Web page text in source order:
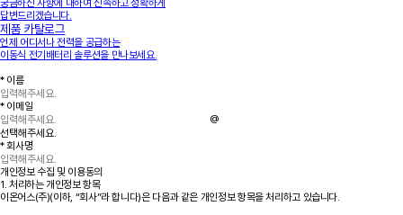
궁금하신 사항에 대하여 신속하고 정확하게
답변드리겠습니다.
제품 카탈로그
언제 어디서나 전력을 공급하는
이동식 전기배터리 솔루션을 만나보세요.
* 이름
* 이메일
@
* 회사명
개인정보 수집 및 이용동의
1. 처리하는 개인정보 항목
이온어스(주)(이하, “회사”라 합니다)은 다음과 같은 개인정보 항목을 처리하고 있습니다.